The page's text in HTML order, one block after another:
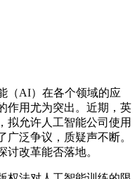
AI）在各个领域的应
作用尤为突出。近期，英
拟允许人工智能公司使用
泛争议，质疑声不断。
改革能否落地。